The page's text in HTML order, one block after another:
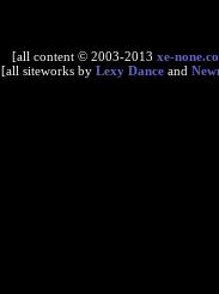
[all content © 2003-2013 xe-
[all siteworks by Lexy Danceand